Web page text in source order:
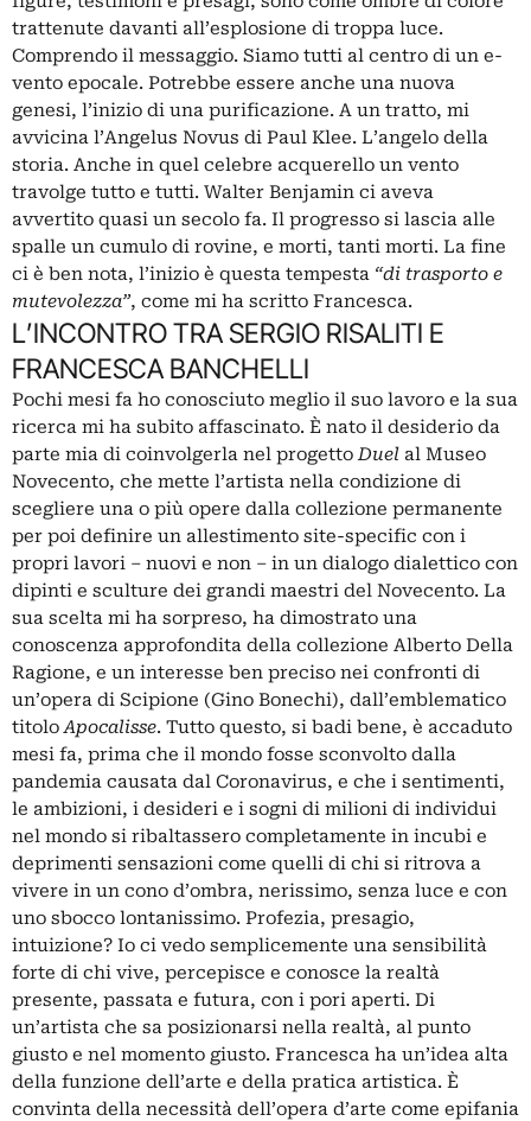
trattenute davanti all’esplosione di troppa luce.
Comprendo il messaggio. Siamo tutti al centro di un e-
vento epocale. Potrebbe essere anche una nuova
genesi, l’inizio di una purificazione. A un tratto, mi
avvicina l’Angelus Novus di Paul Klee. L’angelo della
storia. Anche in quel celebre acquerello un vento
travolge tutto e tutti. Walter Benjamin ci aveva
avvertito quasi un secolo fa. Il progresso si lascia alle
spalle un cumulo di rovine, e morti, tanti morti. La fine
ci è ben nota, l’inizio è questa tempesta “di trasporto e
mutevolezza”, come mi ha scritto Francesca.
L’INCONTRO TRA SERGIO RISALITI E
FRANCESCA BANCHELLI
Pochi mesi fa ho conosciuto meglio il suo lavoro e la sua
ricerca mi ha subito affascinato. È nato il desiderio da
parte mia di coinvolgerla nel progettoDuel al Museo
Novecento, che mette l’artista nella condizione di
scegliere una o più opere dalla collezione permanente
per poi definire un allestimento site-specific con i
propri lavori – nuovi e non – in un dialogo dialettico con
dipinti e sculture dei grandi maestri del Novecento. La
sua scelta mi ha sorpreso, ha dimostrato una
conoscenza approfondita della collezione Alberto Della
Ragione, e un interesse ben preciso nei confronti di
un’opera di Scipione (Gino Bonechi), dall’emblematico
titoloApocalisse. Tutto questo, si badi bene, è accaduto
mesi fa, prima che il mondo fosse sconvolto dalla
pandemia causata dal Coronavirus, e che i sentimenti,
le ambizioni, i desideri e i sogni di milioni di individui
nel mondo si ribaltassero completamente in incubi e
deprimenti sensazioni come quelli di chi si ritrova a
vivere in un cono d’ombra, nerissimo, senza luce e con
uno sbocco lontanissimo. Profezia, presagio,
intuizione? Io ci vedo semplicemente una sensibilità
forte di chi vive, percepisce e conosce la realtà
presente, passata e futura, con i pori aperti. Di
un’artista che sa posizionarsi nella realtà, al punto
giusto e nel momento giusto. Francesca ha un’idea alta
della funzione dell’arte e della pratica artistica. È
convinta della necessità dell’opera d’arte come epifania